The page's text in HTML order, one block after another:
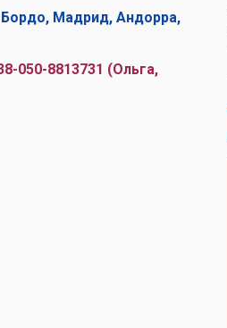
Бордо, Мадрид, Андорра,
050-8813731 (Ольга,